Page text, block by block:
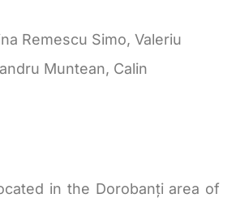
Remescu Simo, Valeriu
Muntean, Calin
in the Dorobanți area of